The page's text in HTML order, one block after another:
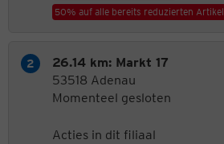
50% auf alle bereits reduzierten Artikel
26.14 km: Markt 17
53518 Adenau
Momenteel gesloten
Acties in dit filiaal